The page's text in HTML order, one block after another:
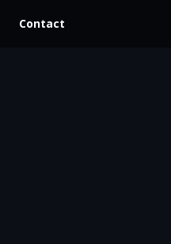
Contact